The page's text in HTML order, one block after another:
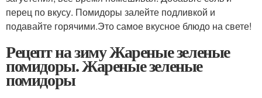
перец по вкусу. Помидоры залейте подливкой и
подавайте горячими.Это самое вкусное блюдо на свете!
Рецепт на зиму Жареные зеленые
помидоры. Жареные зеленые
помидоры